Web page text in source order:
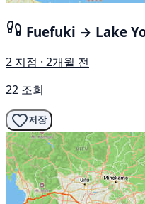
Fuefuki → Lake
2 지점 · 2개월 전
22 조회
저장